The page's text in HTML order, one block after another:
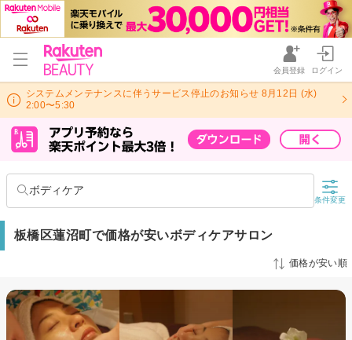
会員登録 ログイン
システムメンテナンスに伴うサービス停止のお知らせ 8月12日 (水)
2:00〜5:30
ボディケア
条件変更
板橋区蓮沼町で価格が安いボディケアサロン
価格が安い順